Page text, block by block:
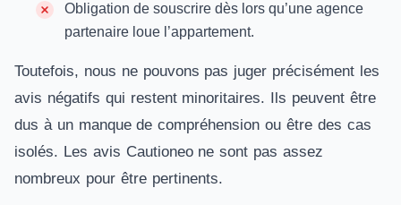
Obligation de souscrire dès lors qu’une agence
partenaire loue l’appartement.
Toutefois, nous ne pouvons pas juger précisément les
avis négatifs qui restent minoritaires. Ils peuvent être
dus à un manque de compréhension ou être des cas
isolés. Les avis Cautioneo ne sont pas assez
nombreux pour être pertinents.